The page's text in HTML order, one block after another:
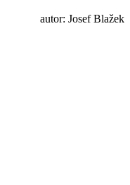
autor: Josef Blažek